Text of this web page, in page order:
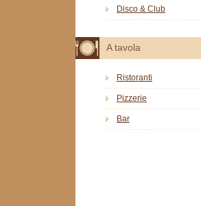
Disco & Club
A tavola
Ristoranti
Pizzerie
Bar